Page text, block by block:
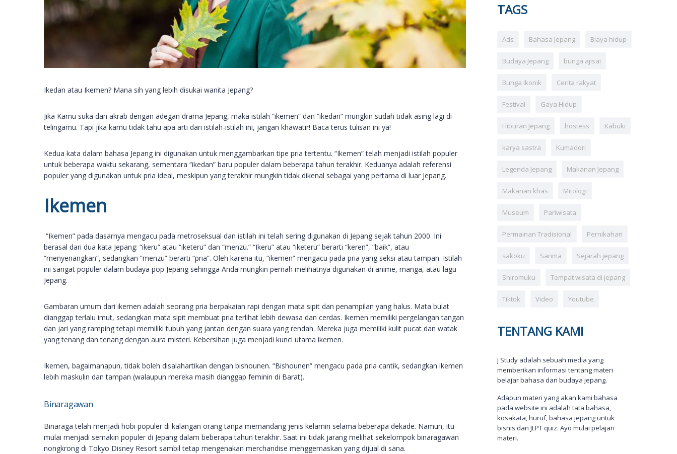
Ikedan atau Ikemen? Mana sih yang lebih disukai wanita Jepang?
Jika Kamu suka dan akrab dengan adegan drama Jepang, maka istilah “ikemen” dan “ikedan” mungkin sudah tidak asing lagi di
telingamu. Tapi jika kamu tidak tahu apa arti dari istilah-istilah ini, jangan khawatir! Baca terus tulisan ini ya!
Kedua kata dalam bahasa Jepang ini digunakan untuk menggambarkan tipe pria tertentu. “Ikemen” telah menjadi istilah populer
untuk beberapa waktu sekarang, sementara “ikedan” baru populer dalam beberapa tahun terakhir. Keduanya adalah referensi
populer yang digunakan untuk pria ideal, meskipun yang terakhir mungkin tidak dikenal sebagai yang pertama di luar Jepang.
Ikemen
“Ikemen” pada dasarnya mengacu pada metroseksual dan istilah ini telah sering digunakan di Jepang sejak tahun 2000. Ini
berasal dari dua kata Jepang: “ikeru” atau “iketeru” dan “menzu.” “Ikeru” atau “iketeru” berarti “keren”, “baik”, atau
“menyenangkan”, sedangkan “menzu” berarti “pria”. Oleh karena itu, “ikemen” mengacu pada pria yang seksi atau tampan. Istilah
ini sangat populer dalam budaya pop Jepang sehingga Anda mungkin pernah melihatnya digunakan di anime, manga, atau lagu
Jepang.
Gambaran umum dari ikemen adalah seorang pria berpakaian rapi dengan mata sipit dan penampilan yang halus. Mata bulat
dianggap terlalu imut, sedangkan mata sipit membuat pria terlihat lebih dewasa dan cerdas. Ikemen memiliki pergelangan tangan
dan jari yang ramping tetapi memiliki tubuh yang jantan dengan suara yang rendah. Mereka juga memiliki kulit pucat dan watak
yang tenang dan tenang dengan aura misteri. Kebersihan juga menjadi kunci utama ikemen.
Ikemen, bagaimanapun, tidak boleh disalahartikan dengan bishounen. “Bishounen” mengacu pada pria cantik, sedangkan ikemen
lebih maskulin dan tampan (walaupun mereka masih dianggap feminin di Barat).
Binaragawan
Binaraga telah menjadi hobi populer di kalangan orang tanpa memandang jenis kelamin selama beberapa dekade. Namun, itu
mulai menjadi semakin populer di Jepang dalam beberapa tahun terakhir. Saat ini tidak jarang melihat sekelompok binaragawan
nongkrong di Tokyo Disney Resort sambil tetap mengenakan merchandise menggemaskan yang dijual di sana.
TAGS
Ads Bahasa Jepang Biaya hidup
Budaya Jepang bunga ajisai
Bunga Ikonik Cerita rakyat
Festival Gaya Hidup
Hiburan Jepang hostess Kabuki
karya sastra Kumadori
Legenda Jepang Makanan Jepang
Makanan khas Mitologi
Museum Pariwisata
Permainan Tradisional Pernikahan
sakoku Sanma Sejarah jepang
Shiromuku Tempat wisata di jepang
Tiktok Video Youtube
TENTANG KAMI
J Study adalah sebuah media yang
memberikan informasi tentang materi
belajar bahasa dan budaya jepang.
Adapun materi yang akan kami bahasa
pada website ini adalah tata bahasa,
kosakata, huruf, bahasa jepang untuk
bisnis dan JLPT quiz. Ayo mulai pelajari
materi.